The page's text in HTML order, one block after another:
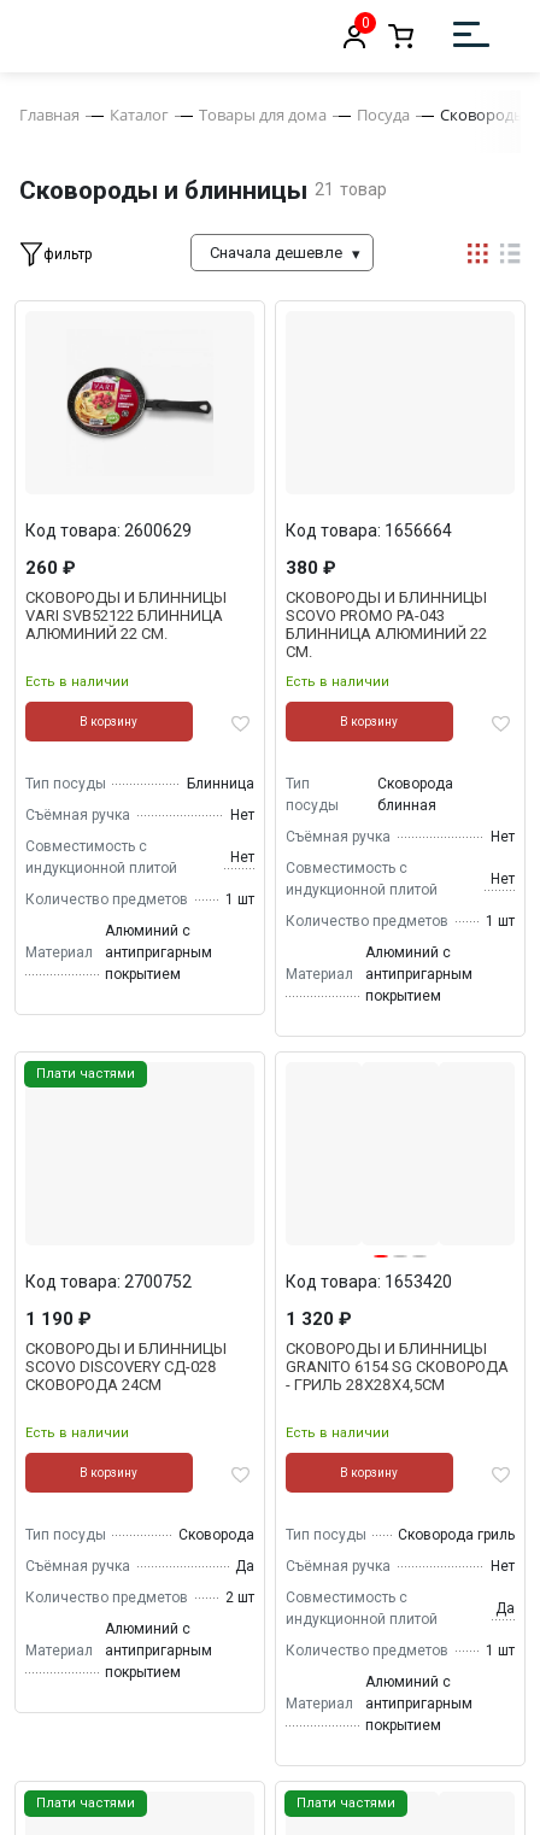
0
Главная Каталог Товары для дома Посуда Сковороды
Сковороды и блинницы 21 товар
фильтр Сначала дешевле
СКОВОРОДЫ И БЛИННИЦЫ
VARI SVB52122 БЛИННИЦА
АЛЮМИНИЙ 22 СМ.
Есть в наличии
Код товара: 2600629
260 ₽
В корзину
Тип посуды
Блинница
Съёмная ручка
Нет
Совместимость с
индукционной плитой
Нет
Количество предметов 1 шт
Материал
Алюминий с
антипригарным
покрытием
СКОВОРОДЫ И БЛИННИЦЫ
SCOVO PROMO PA-043
БЛИННИЦА АЛЮМИНИЙ 22
СМ.
Есть в наличии
Код товара: 1656664
380 ₽
В корзину
Тип
посуды
Сковорода
блинная
Съёмная ручка
Нет
Совместимость с
индукционной плитой
Нет
Количество предметов 1 шт
Материал
Алюминий с
антипригарным
покрытием
Плати частями
СКОВОРОДЫ И БЛИННИЦЫ
SCOVO DISCOVERY СД-028
СКОВОРОДА 24СМ
Есть в наличии
Код товара: 2700752
1 190 ₽
В корзину
Тип посуды
Сковорода
Съёмная ручка
Да
Количество предметов
2 шт
Материал
Алюминий с
антипригарным
покрытием
СКОВОРОДЫ И БЛИННИЦЫ
GRANITO 6154 SG СКОВОРОДА
- ГРИЛЬ 28Х28Х4,5СМ
Есть в наличии
Код товара: 1653420
1 320 ₽
В корзину
Тип посуды
Сковорода гриль
Съёмная ручка
Нет
Совместимость с
индукционной плитой
Да
Количество предметов 1 шт
Материал
Алюминий с
антипригарным
покрытием
Плати частями Плати частями